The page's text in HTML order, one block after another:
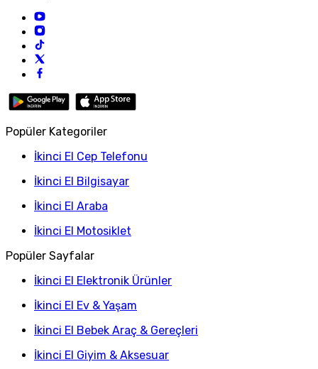
Popüler Kategoriler
İkinci El Cep Telefonu
İkinci El Bilgisayar
İkinci El Araba
İkinci El Motosiklet
Popüler Sayfalar
İkinci El Elektronik Ürünler
İkinci El Ev & Yaşam
İkinci El Bebek Araç & Gereçleri
İkinci El Giyim & Aksesuar